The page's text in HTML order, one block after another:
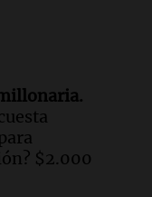
en
de carne y
$2.000